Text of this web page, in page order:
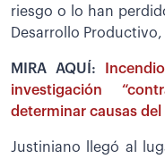
riesgo o lo han
Desarrollo
MIRA AQUÍ:
investigación
determinar causas
Justiniano llegó al